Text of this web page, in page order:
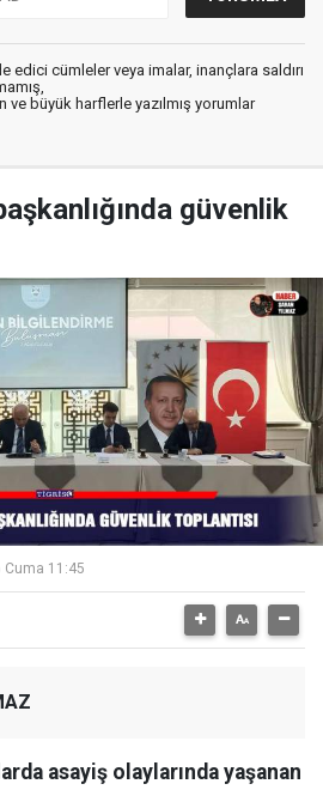
edici cümleler veya imalar, inançlara saldırı
ve büyük harflerle yazılmış yorumlar
güvenlik
11:45
asayiş olaylarında yaşanan